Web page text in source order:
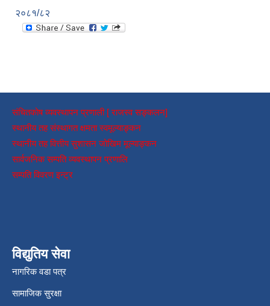
२०८१/८२
संचितकोष व्यवस्थापन प्रणाली [ राजस्व सङ्कलन]
स्थानीय तह संस्थागत क्षमता स्वमूल्याङ्कन
स्थानीय तह वित्तीय सुशासन जोखिम मूल्याङ्कन
सार्वजनिक सम्पति व्यवस्थापन प्रणालि
सम्पति विवरण इन्ट्र
विद्युतिय सेवा
नागरिक वडा पत्र
सामाजिक सुरक्षा